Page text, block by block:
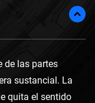
de las partes
sustancial. La
quita el sentido